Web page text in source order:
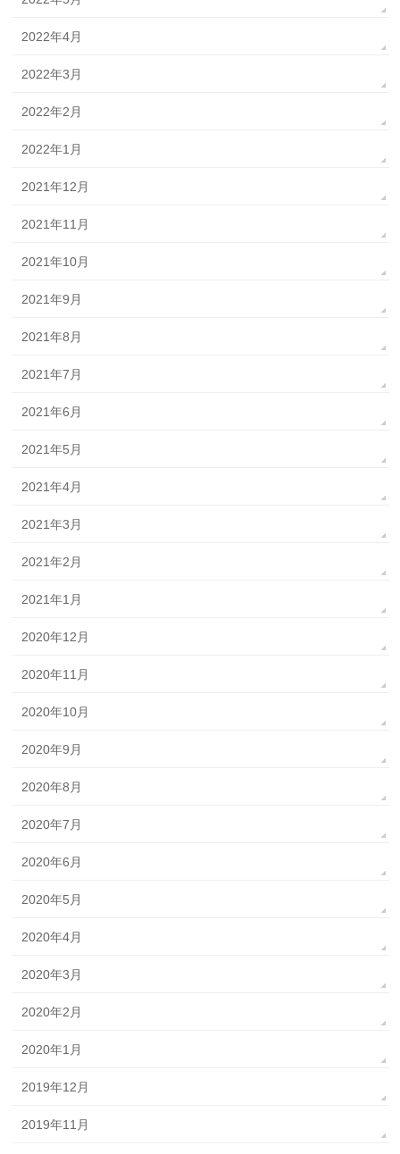
2022年4月
2022年3月
2022年2月
2022年1月
2021年12月
2021年11月
2021年10月
2021年9月
2021年8月
2021年7月
2021年6月
2021年5月
2021年4月
2021年3月
2021年2月
2021年1月
2020年12月
2020年11月
2020年10月
2020年9月
2020年8月
2020年7月
2020年6月
2020年5月
2020年4月
2020年3月
2020年2月
2020年1月
2019年12月
2019年11月